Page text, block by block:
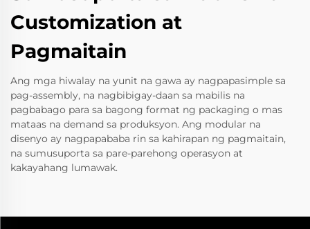
Customization at
Pagmaitain
Ang mga hiwalay na yunit na gawa ay nagpapasimple sa
pag-assembly, na nagbibigay-daan sa mabilis na
pagbabago para sa bagong format ng packaging o mas
mataas na demand sa produksyon. Ang modular na
disenyo ay nagpapababa rin sa kahirapan ng pagmaitain,
na sumusuporta sa pare-parehong operasyon at
kakayahang lumawak.